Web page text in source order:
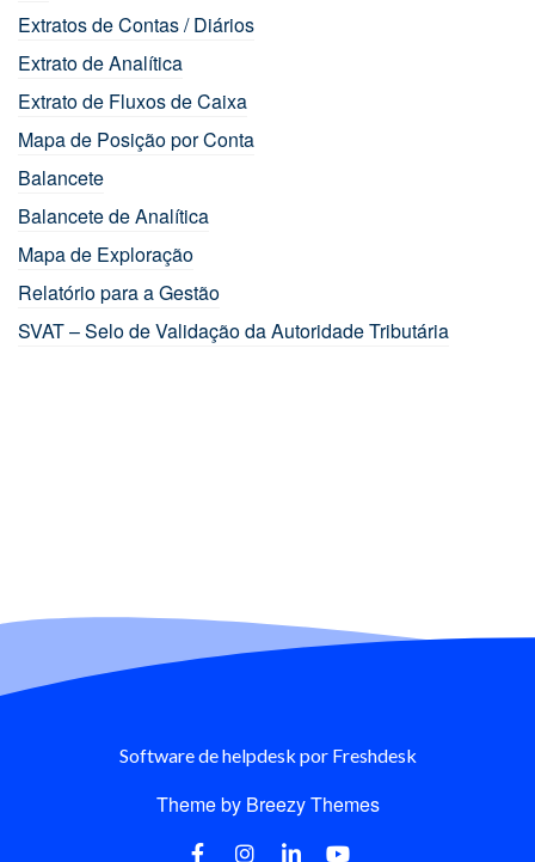
Extratos de Contas / Diários
Extrato de Analítica
Extrato de Fluxos de Caixa
Mapa de Posição por Conta
Balancete
Balancete de Analítica
Mapa de Exploração
Relatório para a Gestão
SVAT – Selo de Validação da Autoridade Tributária
Software de helpdesk por Freshdesk
Theme by Breezy Themes